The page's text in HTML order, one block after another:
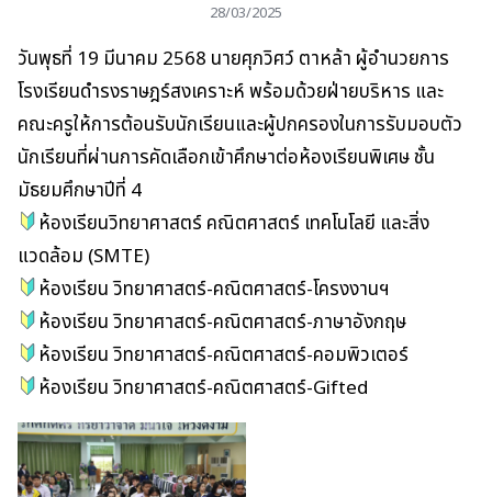
28/03/2025
วันพุธที่ 19 มีนาคม 2568 นายศุภวิศว์ ตาหล้า ผู้อำนวยการ
โรงเรียนดำรงราษฎร์สงเคราะห์ พร้อมด้วยฝ่ายบริหาร และ
คณะครูให้การต้อนรับนักเรียนและผู้ปกครองในการรับมอบตัว
นักเรียนที่ผ่านการคัดเลือกเข้าศึกษาต่อห้องเรียนพิเศษ ชั้น
มัธยมศึกษาปีที่ 4
ห้องเรียนวิทยาศาสตร์ คณิตศาสตร์ เทคโนโลยี และสิ่ง
แวดล้อม (SMTE)
ห้องเรียน วิทยาศาสตร์-คณิตศาสตร์-โครงงานฯ
ห้องเรียน วิทยาศาสตร์-คณิตศาสตร์-ภาษาอังกฤษ
ห้องเรียน วิทยาศาสตร์-คณิตศาสตร์-คอมพิวเตอร์
ห้องเรียน วิทยาศาสตร์-คณิตศาสตร์-Gifted